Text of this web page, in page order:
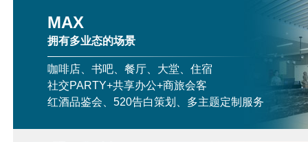
MAX
拥有多业态的场景
咖啡店、书吧、餐厅、大堂、住宿
社交PARTY+共享办公+商旅会客
红酒品鉴会、520告白策划、多主题定制服务